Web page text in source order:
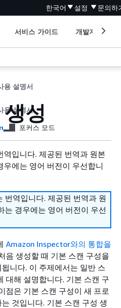
한국어 설정 문의하
서비스 가이드 개발자 도구
용 설명서
용 설명서성
포커스 모드
역입니다. 제공된 번역과 원본
에는 영어 버전이 우선합니
번역입니다. 제공된 번역과 원
는 경우에는 영어 버전이 우선
Amazon Inspector와의 통합을
음 생성할 때 기본 스캔 구성을
니다. 이 주제에서는 일반 스
대해 설명합니다. 기본 스캔 구
점은 기본 스캔 구성이 새 프로
것입니다. 기본 스캔 구성 생